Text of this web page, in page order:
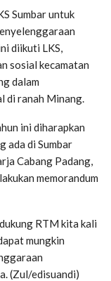
Sumbar untuk
diikuti LKS,
sosial kecamatan
dalam
di ranah Minang.
ini diharapkan
ada di Sumbar
Cabang Padang,
memorandum
RTM kita kali
mungkin
(Zul/edisuandi)